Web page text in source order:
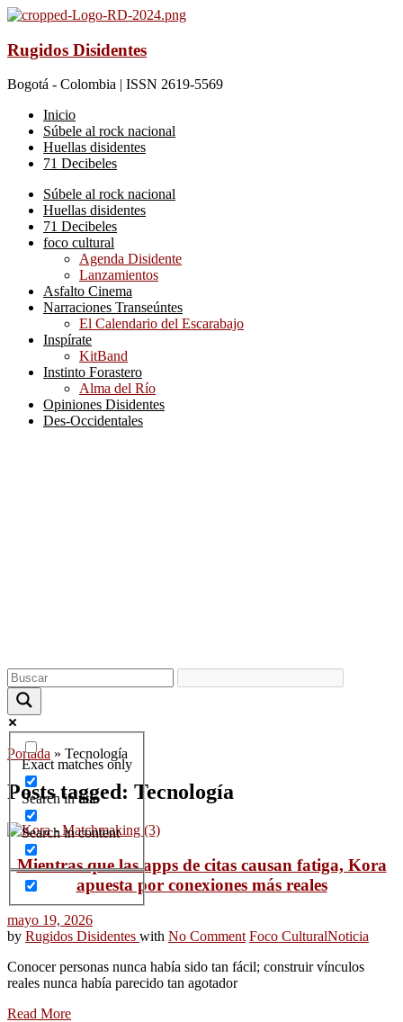
Rugidos Disidentes
Bogotá - Colombia | ISSN 2619-5569
Inicio
Súbele al rock nacional
Huellas disidentes
71 Decibeles
Súbele al rock nacional
Huellas disidentes
71 Decibeles
foco cultural
Agenda Disidente
Lanzamientos
Asfalto Cinema
Narraciones Transeúntes
El Calendario del Escarabajo
Inspírate
KitBand
Instinto Forastero
Alma del Río
Opiniones Disidentes
Des-Occidentales
Exact matches only
Search in title
Search in content
Portada » Tecnología
Posts tagged: Tecnología
Mientras que las apps de citas causan fatiga, Kora
apuesta por conexiones más reales
mayo 19, 2026
by Rugidos Disidentes with No Comment Foco CulturalNoticia
Conocer personas nunca había sido tan fácil; construir vínculos
reales nunca había parecido tan agotador
Read More